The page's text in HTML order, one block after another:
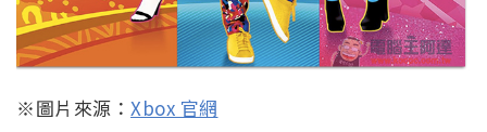
※圖片來源： Xbox 官網